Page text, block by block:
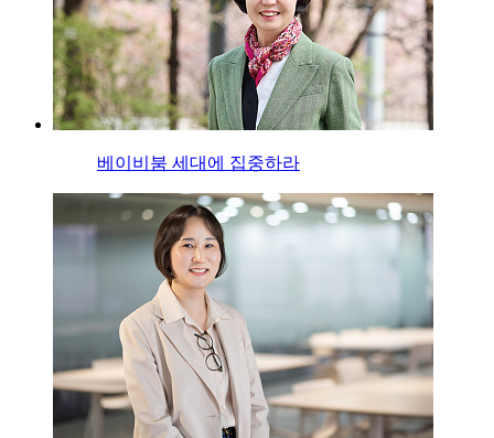
베이비붐 세대에 집중하라